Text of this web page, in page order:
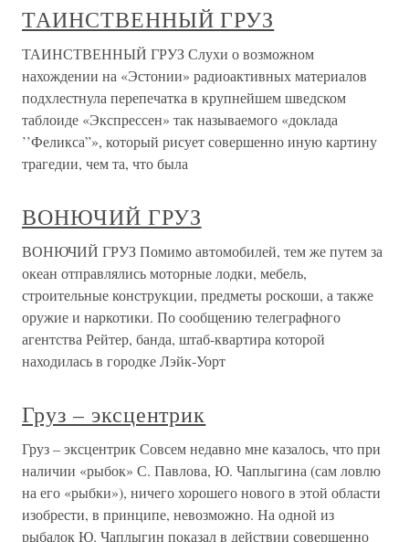
ТАИНСТВЕННЫЙ ГРУЗ
ТАИНСТВЕННЫЙ ГРУЗ Слухи о возможном
нахождении на «Эстонии» радиоактивных материалов
подхлестнула перепечатка в крупнейшем шведском
таблоиде «Экспрессен» так называемого «доклада
’’Феликса”», который рисует совершенно иную картину
трагедии, чем та, что была
ВОНЮЧИЙ ГРУЗ
ВОНЮЧИЙ ГРУЗ Помимо автомобилей, тем же путем за
океан отправлялись моторные лодки, мебель,
строительные конструкции, предметы роскоши, а также
оружие и наркотики. По сообщению телеграфного
агентства Рейтер, банда, штаб-квартира которой
находилась в городке Лэйк-Уорт
Груз – эксцентрик
Груз – эксцентрик Совсем недавно мне казалось, что при
наличии «рыбок» С. Павлова, Ю. Чаплыгина (сам ловлю
на его «рыбки»), ничего хорошего нового в этой области
изобрести, в принципе, невозможно. На одной из
рыбалок Ю. Чаплыгин показал в действии совершенно